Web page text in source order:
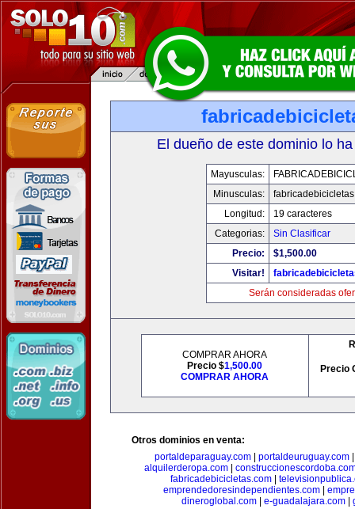
El dueño de este dominio lo
Mayusculas:
Minusculas:
Longitud:
19 caracteres
Categorias:
Sin Clasificar
Precio:
$1,500.00
Visitar!
Serán consideradas
COMPRAR AHORA
Precio $1,500.00
COMPRAR AHORA
Precio
Otros dominios en venta:
portaldeparaguay.com| portaldeuruguay.com
alquilerderopa.com|
fabricadebicicletas.com
emprendedoresindependientes.com|
dineroglobal.com
e-guadalajara.com